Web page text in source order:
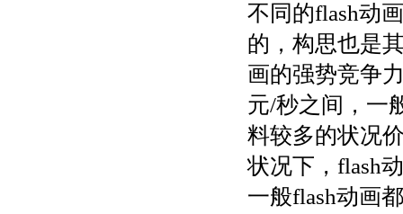
不同的flash动
的，构思也是
画的强势竞争
元/秒之间，一
料较多的状况
状况下，flash
一般flash动画